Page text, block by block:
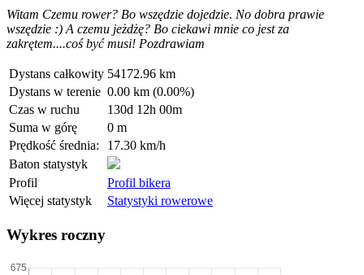
Witam Czemu rower? Bo wszędzie dojedzie. No dobra prawie
wszędzie :) A czemu jeżdżę? Bo ciekawi mnie co jest za
zakrętem....coś być musi! Pozdrawiam
Dystans całkowity 54172.96 km
Dystans w terenie 0.00 km (0.00%)
Czas w ruchu
130d 12h 00m
Suma w górę
0 m
Prędkość średnia:
17.30 km/h
Baton statystyk
Profil
Profil bikera
Więcej statystyk
Statystyki rowerowe
Wykres roczny